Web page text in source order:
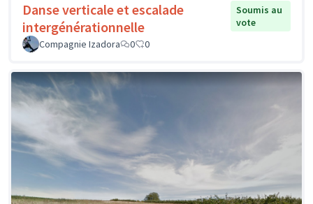
Danse verticale et escalade
intergénérationnelle
Soumis au
vote
Compagnie Izadora
0 0